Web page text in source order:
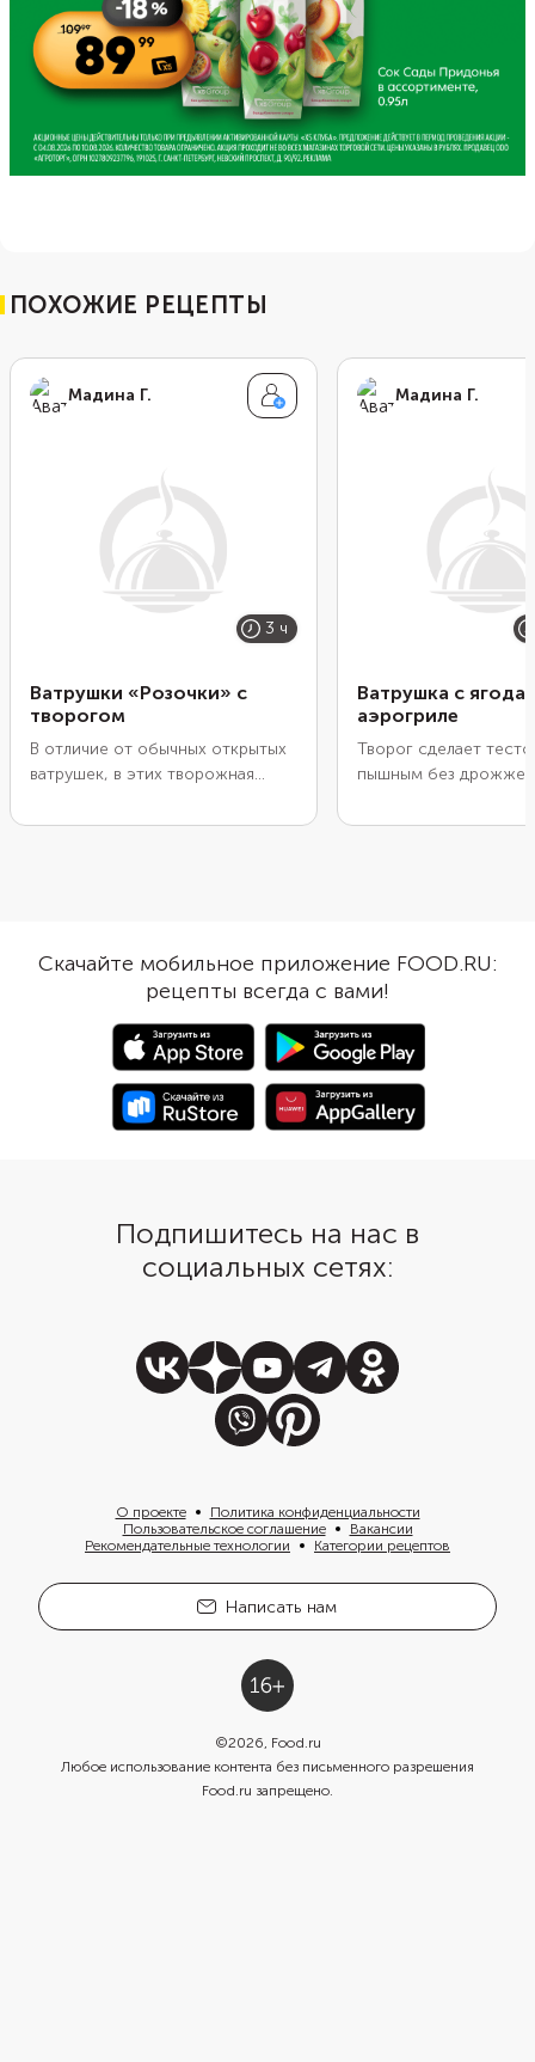
ПОХОЖИЕ РЕЦЕПТЫ
Мадина Г.
3 ч
Ватрушки «Розочки» с
творогом
В отличие от обычных открытых
ватрушек, в этих творожная
выпечка от этого только
булочки-розочки.
Мадина Г.
Ватрушка с
аэрогриле
Творог сделает
пышным без
Добавьте к основе
на стабилизацию
Понадобится круглая
силиконовая форма и
пастообразный
брикетах без
сыворотки. Греческий
можно заменить на
Скачайте мобильное приложение FOOD.RU:
рецепты всегда с вами!
Подпишитесь на нас в
социальных сетях:
О проекте
Политика конфиденциальности
Пользовательское соглашение
Вакансии
Рекомендательные технологии
Категории рецептов
Написать нам
©2026, Food.ru
Любое использование контента без письменного разрешения
Food.ru запрещено.